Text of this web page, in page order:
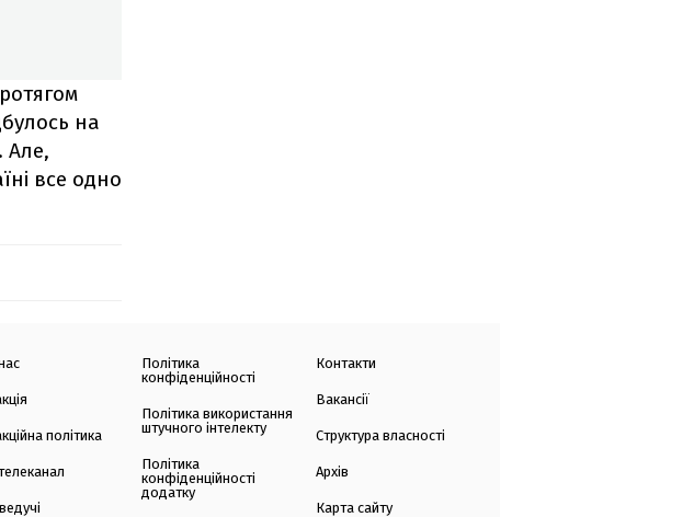
на
Але,
все одно
політика
Політика
конфіденційності
Політика використання
штучного інтелекту
Політика
конфіденційності
додатку
Контакти
Вакансії
Структура власності
Архів
Карта сайту